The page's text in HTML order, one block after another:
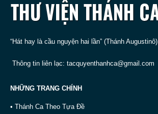
“Hát hay là cầu nguyện hai lần” (Thánh Augustinô)
Thông tin liên lạc: tacquyenthanhca@gmail.com
NHỮNG TRANG CHÍNH
• Thánh Ca Theo Tựa Đề